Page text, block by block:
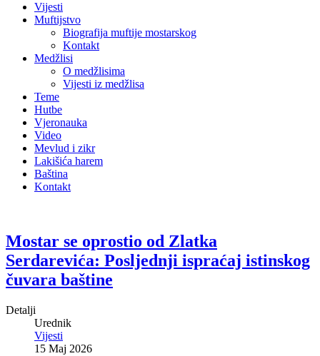
Vijesti
Muftijstvo
Biografija muftije mostarskog
Kontakt
Medžlisi
O medžlisima
Vijesti iz medžlisa
Teme
Hutbe
Vjeronauka
Video
Mevlud i zikr
Lakišića harem
Baština
Kontakt
Mostar se oprostio od Zlatka
Serdarevića: Posljednji ispraćaj istinskog
čuvara baštine
Detalji
Urednik
Vijesti
15 Maj 2026